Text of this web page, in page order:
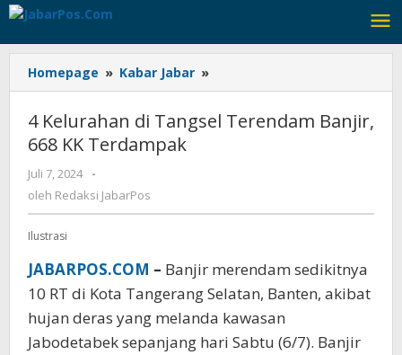
Lewati
konten
Homepage » Kabar Jabar »
Kelurahan
di
Tangsel
4 Kelurahan di Tangsel Terendam Banjir,
668 KK Terdampak
Juli 7, 2024
oleh
Redaksi
JabarPos
-
oleh Redaksi JabarPos
Ilustrasi
JABARPOS.COM – Banjir merendam sedikitnya
10 RT di Kota Tangerang Selatan, Banten, akibat
hujan deras yang melanda kawasan
Jabodetabek sepanjang hari Sabtu (6/7). Banjir